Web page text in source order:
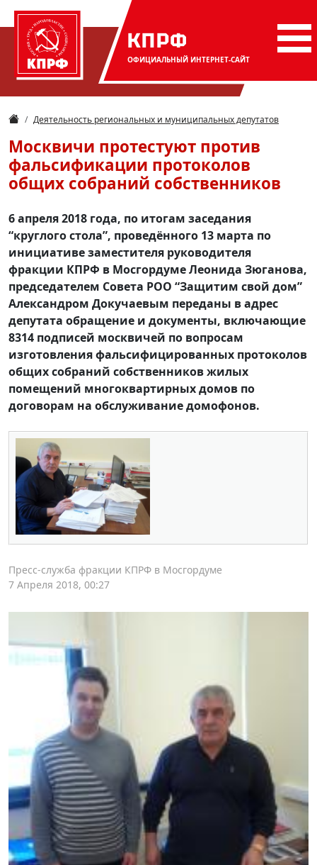
КПРФ
ОФИЦИАЛЬНЫЙ ИНТЕРНЕТ-САЙТ
Деятельность региональных и муниципальных депутатов
Москвичи протестуют против
фальсификации протоколов
общих собраний собственников
6 апреля 2018 года, по итогам заседания
“круглого стола”, проведённого 13 марта по
инициативе заместителя руководителя
фракции КПРФ в Мосгордуме Леонида Зюганова,
председателем Совета РОО “Защитим свой дом”
Александром Докучаевым переданы в адрес
депутата обращение и документы, включающие
8314 подписей москвичей по вопросам
изготовления фальсифицированных протоколов
общих собраний собственников жилых
помещений многоквартирных домов по
договорам на обслуживание домофонов.
Пресс-служба фракции КПРФ в Мосгордуме
7 Апреля 2018, 00:27